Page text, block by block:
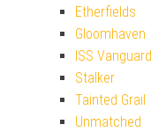
Etherfields
Gloomhaven
ISS Vanguard
Stalker
Tainted Grail
Unmatched